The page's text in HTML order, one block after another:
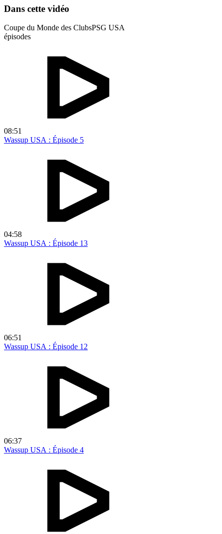
Dans cette vidéo
Coupe du Monde des ClubsPSG USA
épisodes
08:51
Wassup USA : Épisode 5
04:58
Wassup USA : Épisode 13
06:51
Wassup USA : Épisode 12
06:37
Wassup USA : Épisode 4